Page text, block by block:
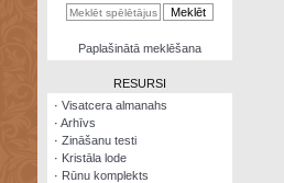
kalkulators
Paplašinātā meklēšana
RESURSI
· Visatcera almanahs
· Arhīvs
· Zināšanu testi
· Kristāla lode
· Rūnu komplekts